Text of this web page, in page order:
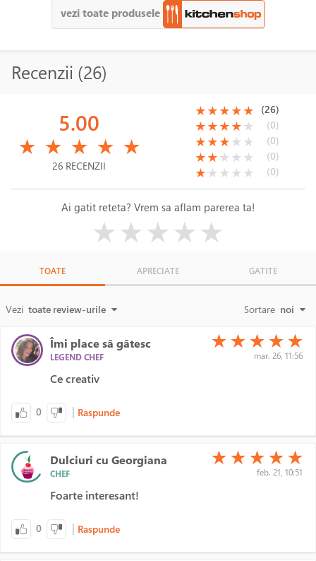
vezi toate produsele
Recenzii (26)
5.00
★ ★ ★ ★ ★
26 RECENZII
(*)
★(*)
★(*)
★(*)
★(*)
★ (26)
(*)
★(*)
★(*)
★(*)
★( )
★ (0)
(*)
★(*)
★(*)
★( )
★ ( )
★ (0)
(*)
★(*)
★( )
★ ( )
★ ( )
★ (0)
(*)
★( )
★ ( )
★ ( )
★ ( )
★ (0)
Ai gatit reteta? Vrem sa aflam parerea ta!
★★★★★
TOATE APRECIATE GATITE
Vezi toate review-urile Sortare noi
Îmi place să gătesc
LEGEND CHEF
(*)
★ (*)
★ (*)
★ (*)
★ (*)
★
mar. 26, 11:56
Ce creativ
0 | Raspunde
Dulciuri cu Georgiana
CHEF
(*)
★ (*)
★ (*)
★ (*)
★ (*)
★
feb. 21, 10:51
Foarte interesant!
0 | Raspunde